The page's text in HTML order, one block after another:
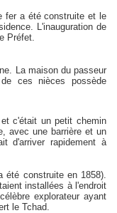
fer a été construite et le
L'inauguration de
Préfet.
La maison du passeur
ces nièces possède
c'était un petit chemin
avec une barrière et un
d'arriver rapidement à
été construite en 1858).
installées à l'endroit
explorateur ayant
le Tchad.